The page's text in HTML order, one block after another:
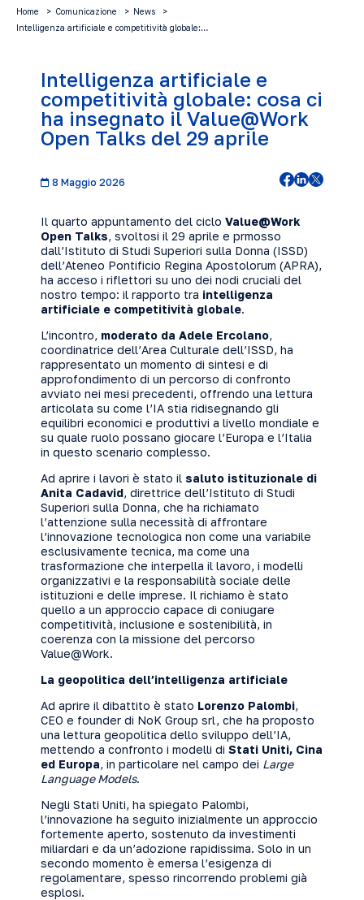
Home Comunicazione
News
Intelligenza artificiale e competitività globale:…
Intelligenza artificiale e
competitività globale: cosa ci
ha insegnato il Value@Work
Open Talks del 29 aprile
8 Maggio 2026
Il quarto appuntamento del ciclo Value@Work
Open Talks, svoltosi il 29 aprile e prmosso
dall’Istituto di Studi Superiori sulla Donna (ISSD)
dell’Ateneo Pontificio Regina Apostolorum (APRA),
ha acceso i riflettori su uno dei nodi cruciali del
nostro tempo: il rapporto tra intelligenza
artificiale e competitività globale.
L’incontro, moderato da Adele Ercolano,
coordinatrice dell’Area Culturale dell’ISSD, ha
rappresentato un momento di sintesi e di
approfondimento di un percorso di confronto
avviato nei mesi precedenti, offrendo una lettura
articolata su come l’IA stia ridisegnando gli
equilibri economici e produttivi a livello mondiale e
su quale ruolo possano giocare l’Europa e l’Italia
in questo scenario complesso.
Ad aprire i lavori è stato il saluto istituzionale di
Anita Cadavid, direttrice dell’Istituto di Studi
Superiori sulla Donna, che ha richiamato
l’attenzione sulla necessità di affrontare
l’innovazione tecnologica non come una variabile
esclusivamente tecnica, ma come una
trasformazione che interpella il lavoro, i modelli
organizzativi e la responsabilità sociale delle
istituzioni e delle imprese. Il richiamo è stato
quello a un approccio capace di coniugare
competitività, inclusione e sostenibilità, in
coerenza con la missione del percorso
Value@Work.
La geopolitica dell’intelligenza artificiale
Ad aprire il dibattito è stato Lorenzo Palombi,
CEO e founder di NoK Group srl, che ha proposto
una lettura geopolitica dello sviluppo dell’IA,
mettendo a confronto i modelli di Stati Uniti, Cina
ed Europa, in particolare nel campo dei Large
Language Models.
Negli Stati Uniti, ha spiegato Palombi,
l’innovazione ha seguito inizialmente un approccio
fortemente aperto, sostenuto da investimenti
miliardari e da un’adozione rapidissima. Solo in un
secondo momento è emersa l’esigenza di
regolamentare, spesso rincorrendo problemi già
esplosi.